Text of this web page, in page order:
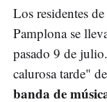
Los residentes
Pamplona se
pasado 9 de
calurosa tarde"
banda de